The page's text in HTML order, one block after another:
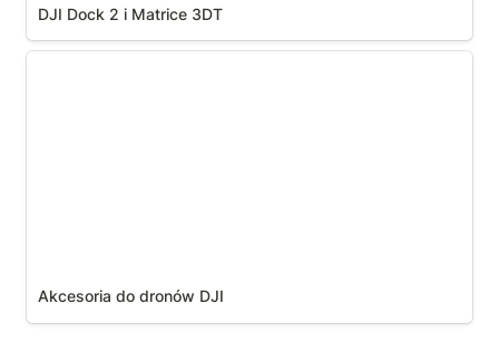
DJI Dock 2 i Matrice 3DT
Akcesoria do dronów DJI